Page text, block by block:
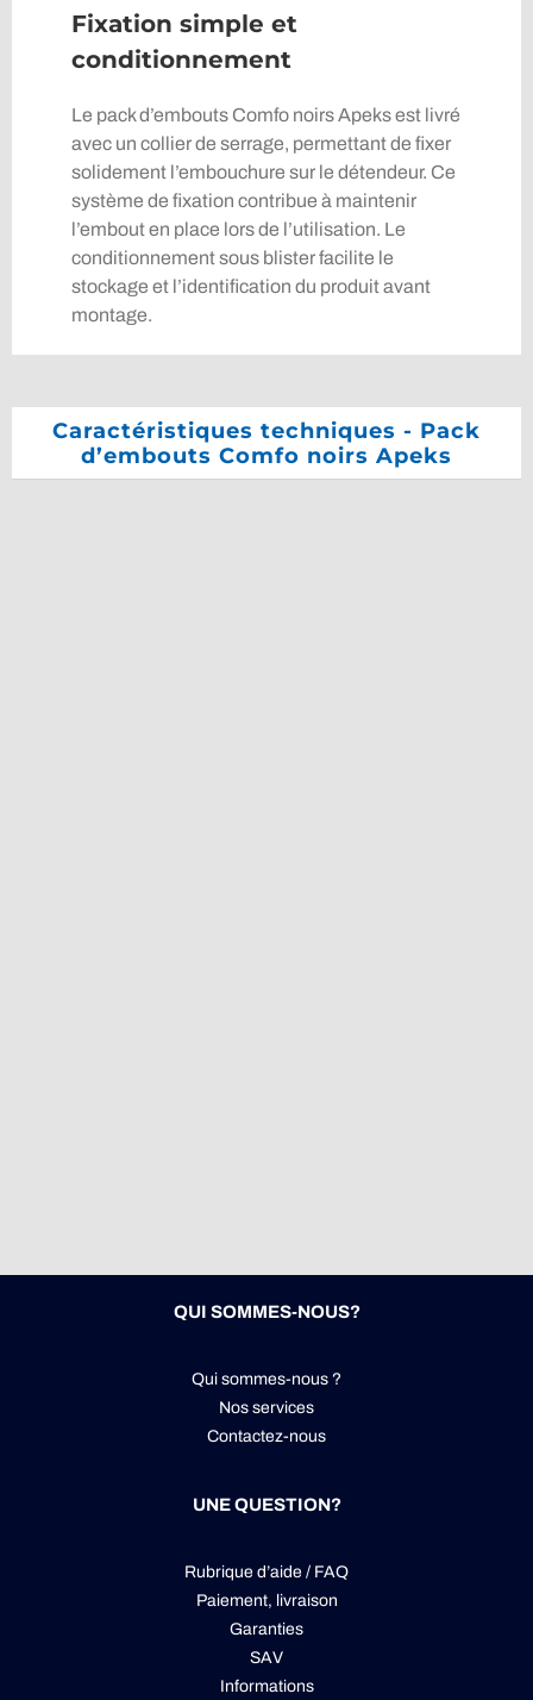
Fixation simple et
conditionnement
Le pack d’embouts Comfo noirs Apeks est livré
avec un collier de serrage, permettant de fixer
solidement l’embouchure sur le détendeur. Ce
système de fixation contribue à maintenir
l’embout en place lors de l’utilisation. Le
conditionnement sous blister facilite le
stockage et l’identification du produit avant
montage.
Caractéristiques techniques - Pack
d’embouts Comfo noirs Apeks
QUI SOMMES-NOUS?
Qui sommes-nous ?
Nos services
Contactez-nous
UNE QUESTION?
Rubrique d’aide / FAQ
Paiement, livraison
Garanties
SAV
Informations